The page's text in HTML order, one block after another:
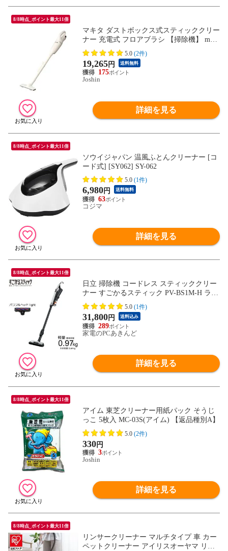
8/8時点_ポイント最大11倍
マキタ ダストボックス式スティッククリー
ナー 充電式 フロアブラシ 【掃除機】 maki
ta Li-ion リチウムイオンバッテリ 10.8Vシ
リーズ【CL100D】 CL100DW 【返品種別
A】
5.0 (2件)
19,265円 送料無料
175
Joshin
詳細を見る
8/8時点_ポイント最大11倍
ソウイジャパン 温風ふとんクリーナー [コ
ード式] [SY062] SY-062
5.0 (1件)
6,980円 送料無料
63
コジマ
詳細を見る
8/8時点_ポイント最大11倍
日立 掃除機 コードレス スティッククリー
ナー すごかるスティック PV-BS1M-H ライ
トグレー【送料無料】
5.0 (1件)
31,800円 送料込み
289
家電のPCあきんど
詳細を見る
8/8時点_ポイント最大11倍
アイム 東芝クリーナー用紙パック そうじ
っこ 5枚入 MC-03S(アイム) 【返品種別A】
5.0 (2件)
330円
3
Joshin
詳細を見る
8/8時点_ポイント最大11倍
リンサークリーナー マルチタイプ 車 カー
ペットクリーナー アイリスオーヤマ リン